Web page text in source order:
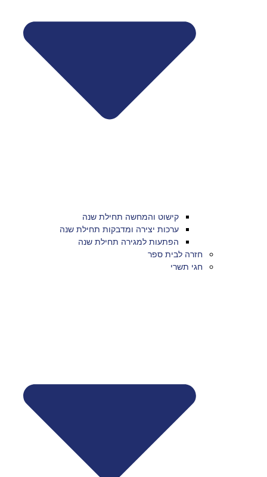
קישוט והמחשה תחילת שנה
ערכות יצירה ומדבקות תחילת שנה
הפתעות למגירה תחילת שנה
חזרה לבית ספר
חגי תשרי